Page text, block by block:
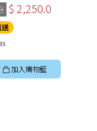
$ 2,250.0
送
加入購物籃